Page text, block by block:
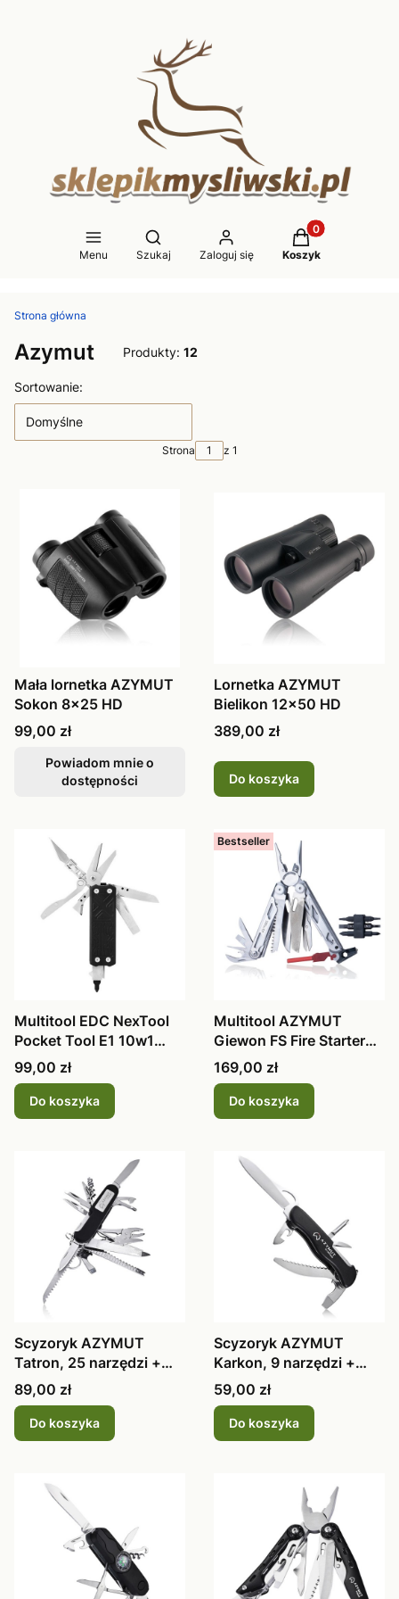
Menu
Otwórz wyszukiwarkę
Szukaj Zaloguj się
Produkty w
Koszyk
Strona główna
Azymut Produkty: 12
Lista produktów
Sortowanie:
Domyślne
Strona z 1
Mała lornetka AZYMUT
Sokon 8x25 HD
Cena
99,00 zł
Powiadom mnie o
dostępności
Lornetka AZYMUT
Bielikon 12x50 HD
Cena
389,00 zł
Do koszyka
Multitool EDC NexTool
Pocket Tool E1 10w1
NE20287A
Cena
99,00 zł
Do koszyka
Bestseller
Multitool AZYMUT
Giewon FS Fire Starter
H2038A - s
Cena
169,00 zł
Do koszyka
Scyzoryk AZYMUT
Tatron, 25 narzędzi +
kabura
Cena
89,00 zł
Do koszyka
Scyzoryk AZYMUT
Karkon, 9 narzędzi +
kabura
Cena
59,00 zł
Do koszyka